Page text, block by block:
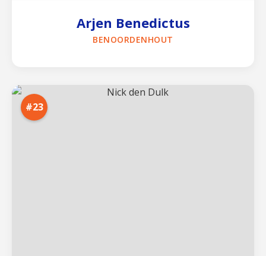
Arjen Benedictus
BENOORDENHOUT
#23